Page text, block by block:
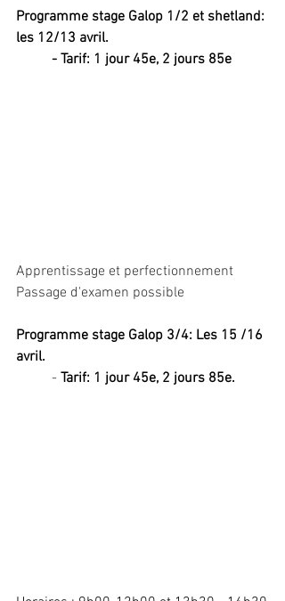
Programme stage Galop 1/2 et shetland:
les 12/13 avril.
- Tarif: 1 jour 45e, 2 jours 85e
Apprentissage et perfectionnement
Passage d'examen possible
Programme stage Galop 3/4: Les 15 /16
avril.
	-
Tarif: 1 jour 45e, 2 jours 85e.